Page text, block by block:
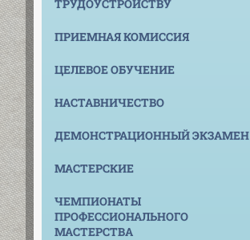
ТРУДОУСТРОЙСТВУ
ПРИЕМНАЯ КОМИССИЯ
ЦЕЛЕВОЕ ОБУЧЕНИЕ
НАСТАВНИЧЕСТВО
ДЕМОНСТРАЦИОННЫЙ ЭКЗАМЕН
МАСТЕРСКИЕ
ЧЕМПИОНАТЫ
ПРОФЕССИОНАЛЬНОГО
МАСТЕРСТВА